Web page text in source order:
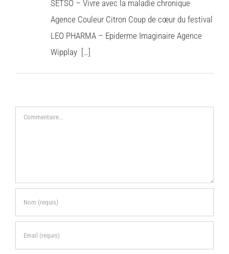
SETSO – Vivre avec la maladie chronique
Agence Couleur Citron Coup de cœur du festival
LEO PHARMA – Epiderme Imaginaire Agence
Wipplay […]
Commentaire